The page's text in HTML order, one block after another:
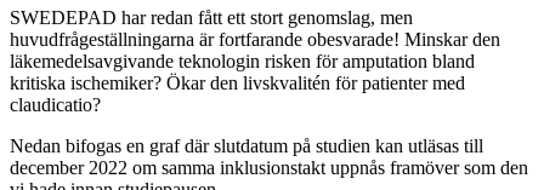
SWEDEPAD har redan fått ett stort genomslag, men
huvudfrågeställningarna är fortfarande obesvarade! Minskar den
läkemedelsavgivande teknologin risken för amputation bland
kritiska ischemiker? Ökar den livskvalitén för patienter med
claudicatio?
Nedan bifogas en graf där slutdatum på studien kan utläsas till
december 2022 om samma inklusionstakt uppnås framöver som den